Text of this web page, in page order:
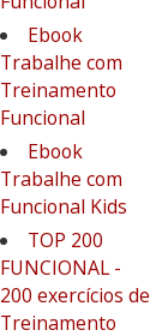
Ebook
Trabalhe com
Treinamento
Funcional
Ebook
Trabalhe com
Funcional Kids
TOP 200
FUNCIONAL -
200 exercícios de
Treinamento